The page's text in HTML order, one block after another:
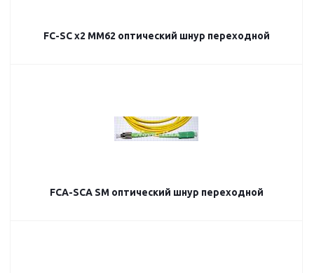
FC-SC х2 MM62 оптический шнур переходной
FCA-SCA SM оптический шнур переходной